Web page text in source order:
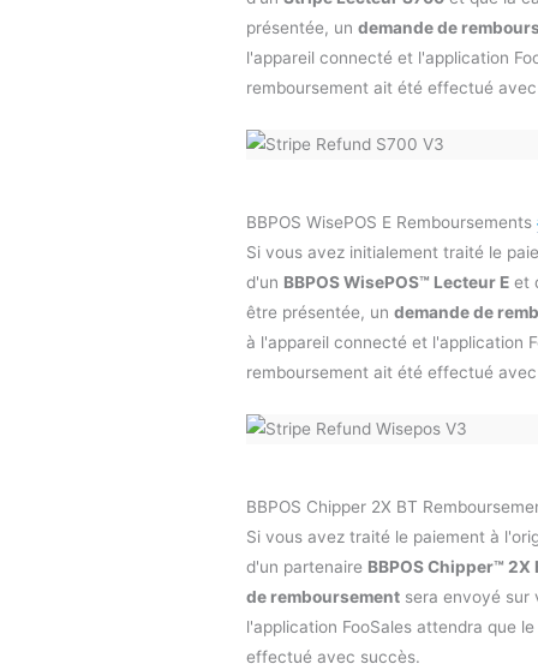
présentée, un demande de
l'appareil connecté et l'application
remboursement ait été effectué
BBPOS WisePOS E Remboursements
Si vous avez initialement traité le
d'un BBPOS WisePOS™ Lecteur E et
être présentée, un demande de
à l'appareil connecté et l'application
remboursement ait été effectué
BBPOS Chipper 2X BT
Si vous avez traité le paiement à
d'un partenaire BBPOS Chipper™ 2X
de remboursement sera envoyé sur
l'application FooSales attendra que
effectué avec succès.